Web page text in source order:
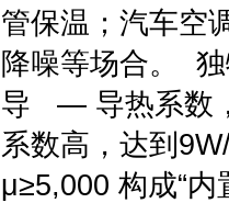
管保温；汽车空
降噪等场合。
导 — 导热系数
系数高，达到
μ≥5,000 构成“